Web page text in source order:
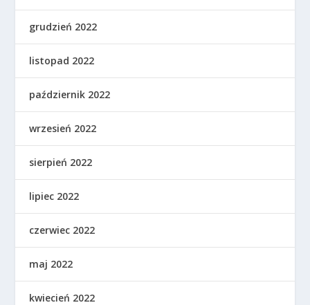
grudzień 2022
listopad 2022
październik 2022
wrzesień 2022
sierpień 2022
lipiec 2022
czerwiec 2022
maj 2022
kwiecień 2022